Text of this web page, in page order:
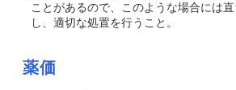
ことがあるので、このような場合には
し、適切な処置を行うこと。
薬価